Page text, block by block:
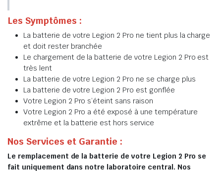
Les Symptômes :
La batterie de votre Legion 2 Pro ne tient plus la charge
et doit rester branchée
Le chargement de la batterie de votre Legion 2 Pro est
très lent
La batterie de votre Legion 2 Pro ne se charge plus
La batterie de votre Legion 2 Pro est gonflée
Votre Legion 2 Pro s’éteint sans raison
Votre Legion 2 Pro a été exposé à une température
extrême et la batterie est hors service
Nos Services et Garantie :
Le remplacement de la batterie de votre Legion 2 Pro se
fait uniquement dans notre laboratoire central. Nos